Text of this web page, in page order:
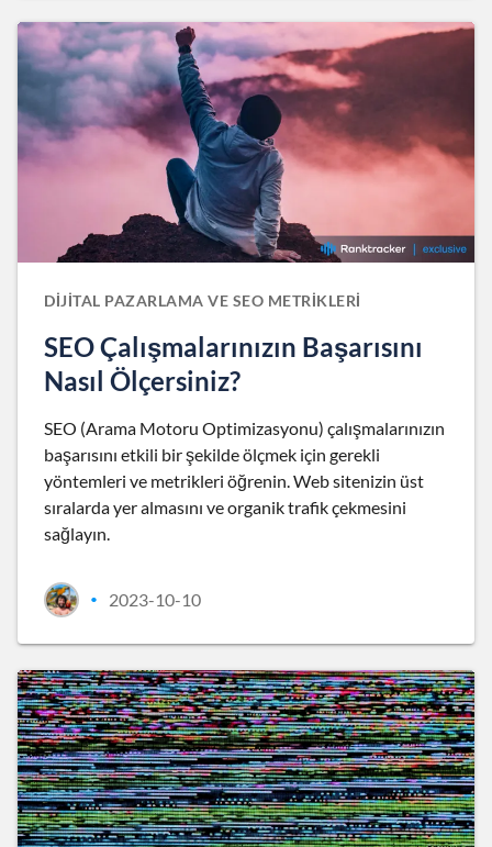
DIJITAL PAZARLAMA VE SEO METRIKLERI
SEO Çalışmalarınızın Başarısını
Nasıl Ölçersiniz?
SEO (Arama Motoru Optimizasyonu) çalışmalarınızın
başarısını etkili bir şekilde ölçmek için gerekli
yöntemleri ve metrikleri öğrenin. Web sitenizin üst
sıralarda yer almasını ve organik trafik çekmesini
sağlayın.
• 2023-10-10